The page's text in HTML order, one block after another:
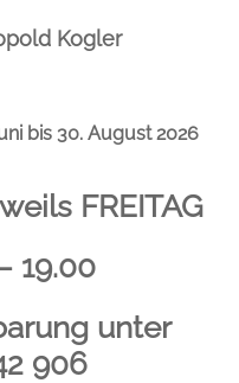
Kogler
bis 30. August 2026
FREITAG
19.00
unter
906